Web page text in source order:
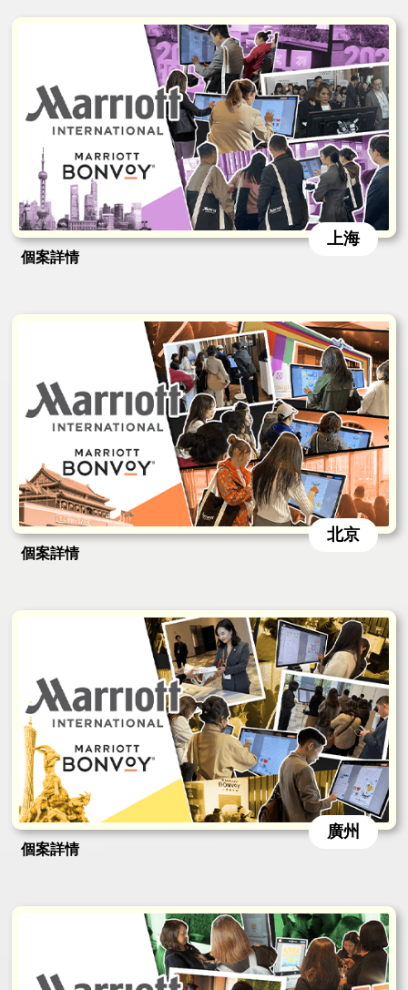
個案詳情
上海
個案詳情
北京
個案詳情
廣州